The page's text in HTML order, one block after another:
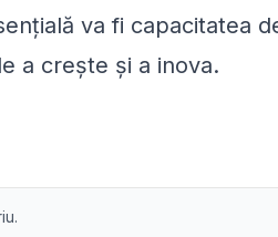
va fi capacitatea
a crește și a inova.